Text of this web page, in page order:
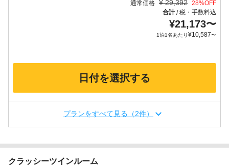
通常価格 ¥ 29,392 28%OFF
合計/税・手数料込
¥21,173〜
1泊1名あたり¥10,587〜
日付を選択する
プランをすべて見る（2件）
クラッシーツインルーム